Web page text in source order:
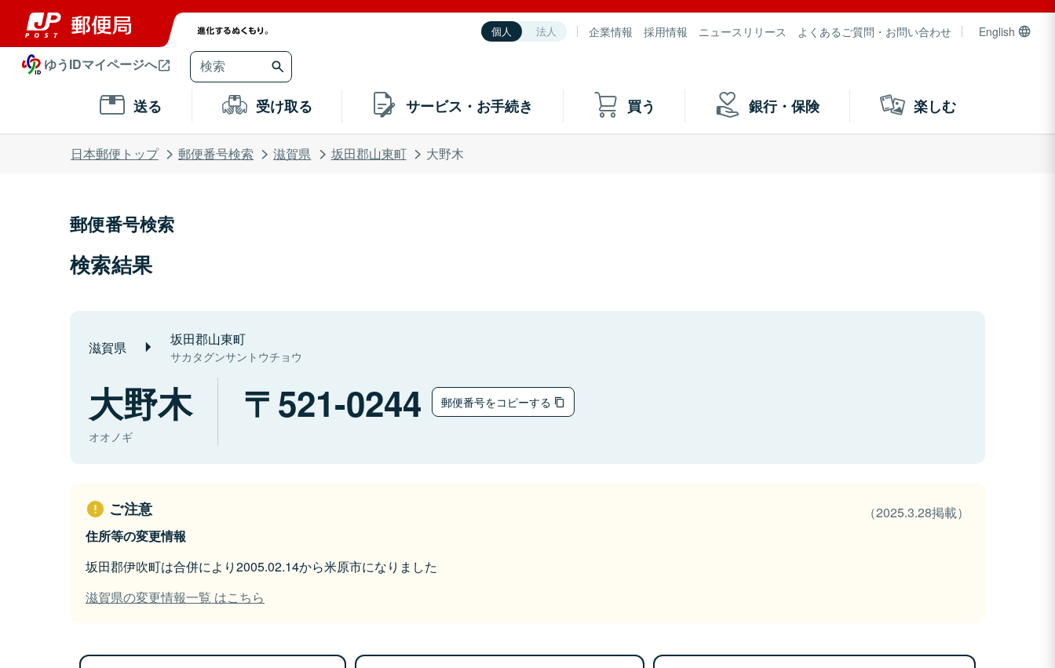
個人 法人 企業情報 採用情報 ニュースリリース よくあるご質問・お問い合わせ English
ゆうIDマイページへ
送る 受け取る サービス・お手続き 買う 銀行・保険 楽しむ
日本郵便トップ 郵便番号検索 滋賀県 坂田郡山東町 大野木
郵便番号検索
検索結果
滋賀県 坂田郡山東町
サカタグンサントウチョウ
大野木
オオノギ
521-0244 郵便番号をコピーする
ご注意
（2025.3.28掲載）
住所等の変更情報
坂田郡伊吹町は合併により2005.02.14から米原市になりました
滋賀県の変更情報一覧 はこちら